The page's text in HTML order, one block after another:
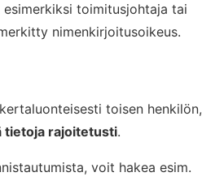
toimitusjohtaja tai
nimenkirjoitusoikeus.
toisen henkilön,
tietoja rajoitetusti.
voit hakea esim.